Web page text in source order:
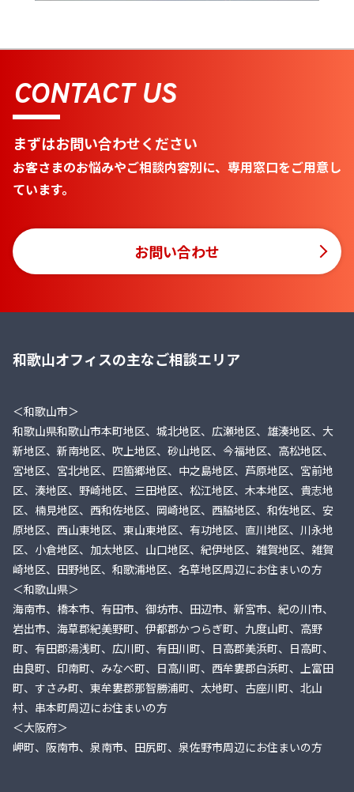
CONTACT US
まずはお問い合わせください
お客さまのお悩みやご相談内容別に、専用窓口をご用意し
ています。
お問い合わせ
和歌山オフィスの主なご相談エリア
＜和歌山市＞
和歌山県和歌山市本町地区、城北地区、広瀬地区、雄湊地区、大
新地区、新南地区、吹上地区、砂山地区、今福地区、高松地区、
宮地区、宮北地区、四箇郷地区、中之島地区、芦原地区、宮前地
区、湊地区、野崎地区、三田地区、松江地区、木本地区、貴志地
区、楠見地区、西和佐地区、岡崎地区、西脇地区、和佐地区、安
原地区、西山東地区、東山東地区、有功地区、直川地区、川永地
区、小倉地区、加太地区、山口地区、紀伊地区、雑賀地区、雑賀
崎地区、田野地区、和歌浦地区、名草地区周辺にお住まいの方
＜和歌山県＞
海南市、橋本市、有田市、御坊市、田辺市、新宮市、紀の川市、
岩出市、海草郡紀美野町、伊都郡かつらぎ町、九度山町、高野
町、有田郡湯浅町、広川町、有田川町、日高郡美浜町、日高町、
由良町、印南町、みなべ町、日高川町、西牟婁郡白浜町、上富田
町、すさみ町、東牟婁郡那智勝浦町、太地町、古座川町、北山
村、串本町周辺にお住まいの方
＜大阪府＞
岬町、阪南市、泉南市、田尻町、泉佐野市周辺にお住まいの方